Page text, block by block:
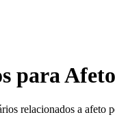
para
relacionados a afeto